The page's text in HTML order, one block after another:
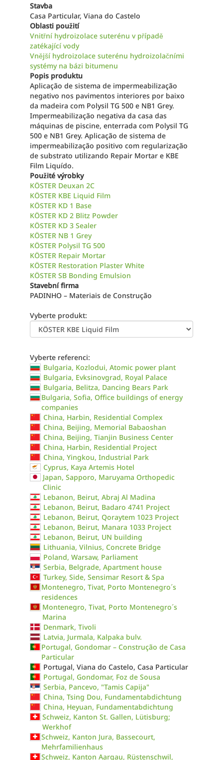
Stavba
Casa Particular, Viana do Castelo
Oblasti použití
Vnitřní hydroizolace suterénu v případě
zatékající vody
Vnější hydroizolace suterénu hydroizolačními
systémy na bázi bitumenu
Popis produktu
Aplicação de sistema de impermeabilização
negativo nos pavimentos interiores por baixo
da madeira com Polysil TG 500 e NB1 Grey.
Impermeabilização negativa da casa das
máquinas de piscine, enterrada com Polysil TG
500 e NB1 Grey. Aplicação de sistema de
impermeabilização positivo com regularização
de substrato utilizando Repair Mortar e KBE
Film Liquído.
Použité výrobky
KÖSTER Deuxan 2C
KÖSTER KBE Liquid Film
KÖSTER KD 1 Base
KÖSTER KD 2 Blitz Powder
KÖSTER KD 3 Sealer
KÖSTER NB 1 Grey
KÖSTER Polysil TG 500
KÖSTER Repair Mortar
KÖSTER Restoration Plaster White
KÖSTER SB Bonding Emulsion
Stavební firma
PADINHO – Materiais de Construção
Vyberte produkt:
Vyberte referenci:
Bulgaria, Kozlodui, Atomic power plant
Bulgaria, Evksinovgrad, Royal Palace
Bulgaria, Belitza, Dancing Bears Park
Bulgaria, Sofia, Office buildings of energy
companies
China, Harbin, Residential Complex
China, Beijing, Memorial Babaoshan
China, Beijing, Tianjin Business Center
China, Harbin, Residential Project
China, Yingkou, Industrial Park
Cyprus, Kaya Artemis Hotel
Japan, Sapporo, Maruyama Orthopedic
Clinic
Lebanon, Beirut, Abraj Al Madina
Lebanon, Beirut, Badaro 4741 Project
Lebanon, Beirut, Qoraytem 1023 Project
Lebanon, Beirut, Manara 1033 Project
Lebanon, Beirut, UN building
Lithuania, Vilnius, Concrete Bridge
Poland, Warsaw, Parliament
Serbia, Belgrade, Apartment house
Turkey, Side, Sensimar Resort & Spa
Montenegro, Tivat, Porto Montenegro´s
residences
Montenegro, Tivat, Porto Montenegro´s
Marina
Denmark, Tivoli
Latvia, Jurmala, Kalpaka bulv.
Portugal, Gondomar – Construção de Casa
Particular
Portugal, Viana do Castelo, Casa Particular
Portugal, Gondomar, Foz de Sousa
Serbia, Pancevo, "Tamis Capija"
China, Tsing Dou, Fundamentabdichtung
China, Heyuan, Fundamentabdichtung
Schweiz, Kanton St. Gallen, Lütisburg;
Werkhof
Schweiz, Kanton Jura, Bassecourt,
Mehrfamilienhaus
Schweiz, Kanton Aargau, Rüstenschwil,